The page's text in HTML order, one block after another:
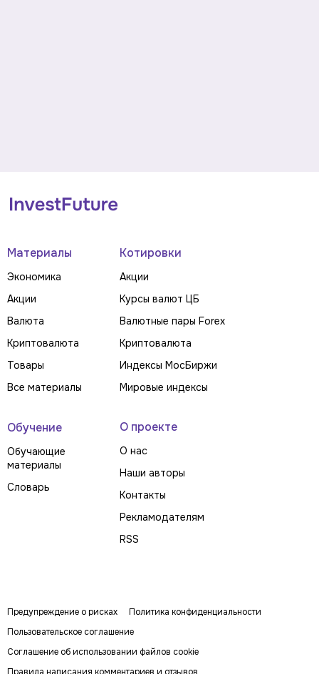
Материалы
Экономика
Акции
Валюта
Криптовалюта
Товары
Все материалы
Котировки
Акции
Курсы валют ЦБ
Валютные пары Forex
Криптовалюта
Индексы МосБиржи
Мировые индексы
Обучение
Обучающие
материалы
Словарь
О проекте
О нас
Наши авторы
Контакты
Рекламодателям
RSS
Предупреждение о рисках
Политика конфиденциальности
Пользовательское соглашение
Соглашение об использовании файлов cookie